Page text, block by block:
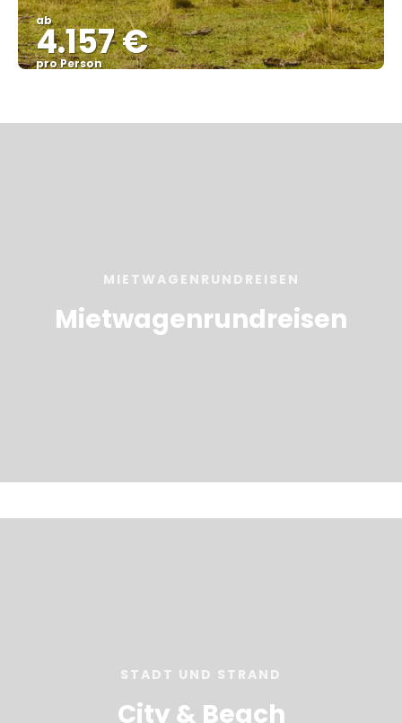
ab
4.157 €
pro Person
MIETWAGENRUNDREISEN
Mietwagenrundreisen
STADT UND STRAND
City & Beach